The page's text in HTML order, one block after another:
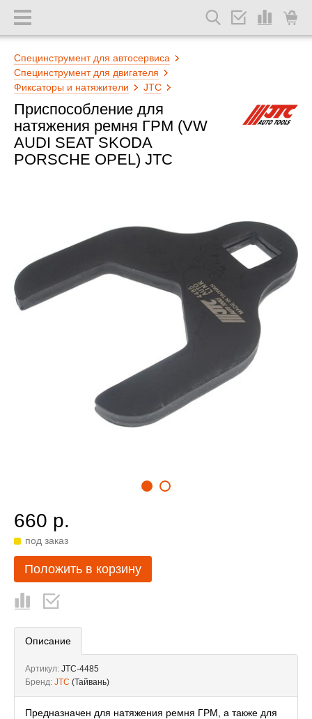
Специнструмент для автосервиса
Специнструмент для двигателя
Фиксаторы и натяжители
JTC
Приспособление для
натяжения ремня ГРМ (VW
AUDI SEAT SKODA
PORSCHE OPEL) JTC
660 р.
под заказ
Положить в корзину
Описание
Артикул: JTC-4485
Бренд: JTC (Тайвань)
Предназначен для натяжения ремня ГРМ, а также для